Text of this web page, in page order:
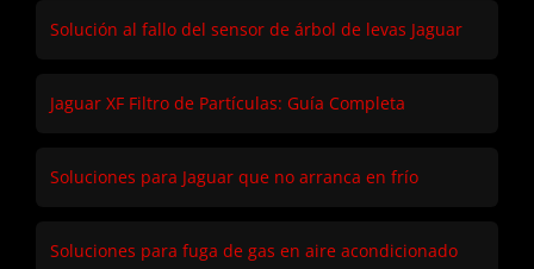
Solución al fallo del sensor de árbol de levas Jaguar
Jaguar XF Filtro de Partículas: Guía Completa
Soluciones para Jaguar que no arranca en frío
Soluciones para fuga de gas en aire acondicionado